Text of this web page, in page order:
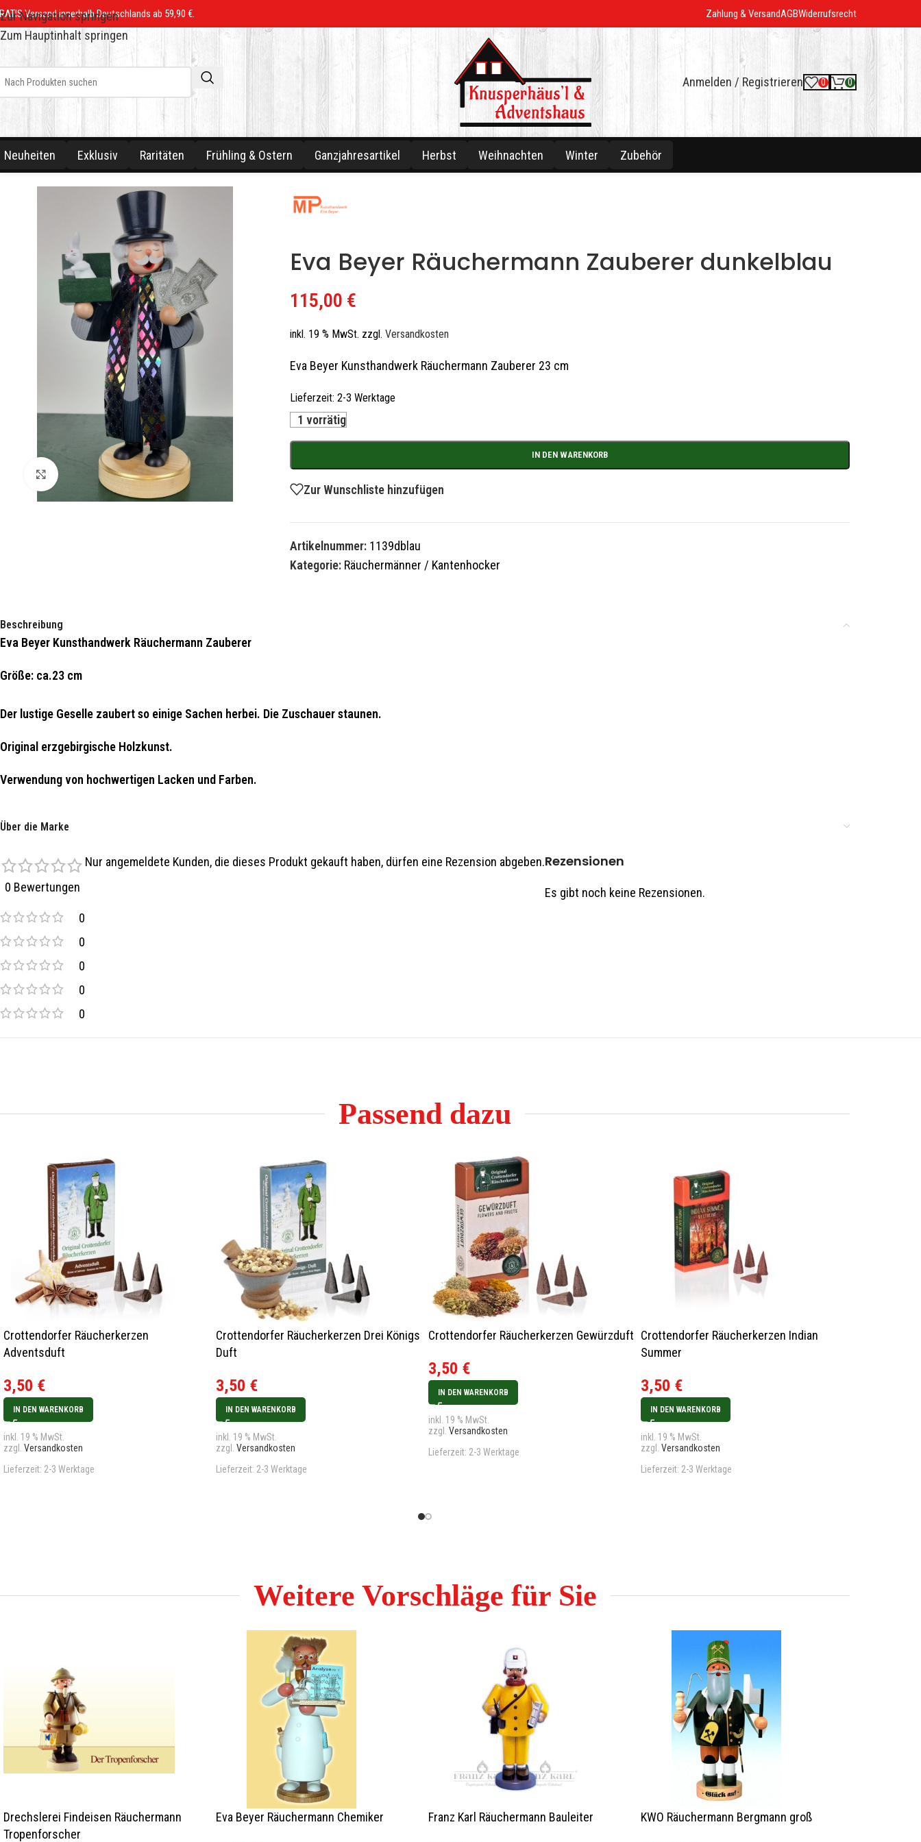
Zur Navigation springen
Zum Hauptinhalt springen
Versand innerhalb Deutschlands ab 59,90 €. Zahlung & VersandAGBWiderrufsrecht
Anmelden / Registrieren 0 0
Neuheiten Exklusiv Raritäten Frühling & Ostern Ganzjahresartikel Herbst Weihnachten Winter Zubehör
Zum Vergrößern klicken
Eva Beyer Räuchermann Zauberer dunkelblau
115,00 €
inkl. 19 % MwSt. zzgl.Versandkosten
Eva Beyer Kunsthandwerk Räuchermann Zauberer 23 cm
Lieferzeit:2-3 Werktage
1 vorrätig
IN DEN WARENKORB
Zur Wunschliste hinzufügen
Artikelnummer: 1139dblau
Kategorie: Räuchermänner / Kantenhocker
Beschreibung
Eva Beyer Kunsthandwerk Räuchermann Zauberer
Größe: ca.23 cm
Der lustige Geselle zaubert so einige Sachen herbei. Die Zuschauer staunen.
Original erzgebirgische Holzkunst.
Verwendung von hochwertigen Lacken und Farben.
Über die Marke
0 Bewertungen
0
0
0
0
0
Rezensionen
Es gibt noch keine Rezensionen.
Nur angemeldete Kunden, die dieses Produkt gekauft haben, dürfen eine Rezension abgeben.
Passend dazu
Crottendorfer Räucherkerzen
Adventsduft
3,50 €
IN DEN WARENKORB
inkl. 19 % MwSt.
zzgl. Versandkosten
Lieferzeit: 2-3 Werktage
Crottendorfer Räucherkerzen Drei Königs
Duft
3,50 €
IN DEN WARENKORB
inkl. 19 % MwSt.
zzgl. Versandkosten
Lieferzeit: 2-3 Werktage
Crottendorfer Räucherkerzen Gewürzduft
3,50 €
IN DEN WARENKORB
inkl. 19 % MwSt.
zzgl. Versandkosten
Lieferzeit: 2-3 Werktage
Crottendorfer Räucherkerzen Indian
Summer
3,50 €
IN DEN WARENKORB
inkl. 19 % MwSt.
zzgl. Versandkosten
Lieferzeit: 2-3 Werktage
Weitere Vorschläge für Sie
Drechslerei Findeisen Räuchermann
Tropenforscher
Eva Beyer Räuchermann Chemiker Franz Karl Räuchermann Bauleiter KWO Räuchermann Bergmann groß